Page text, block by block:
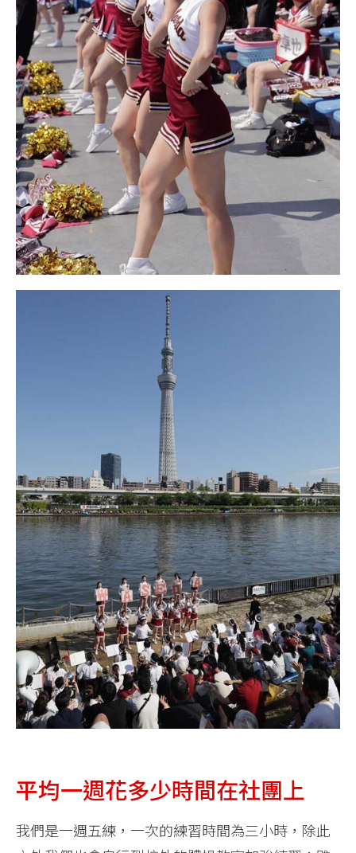
平均一週花多少時間在社團上
我們是一週五練，一次的練習時間為三小時，除此